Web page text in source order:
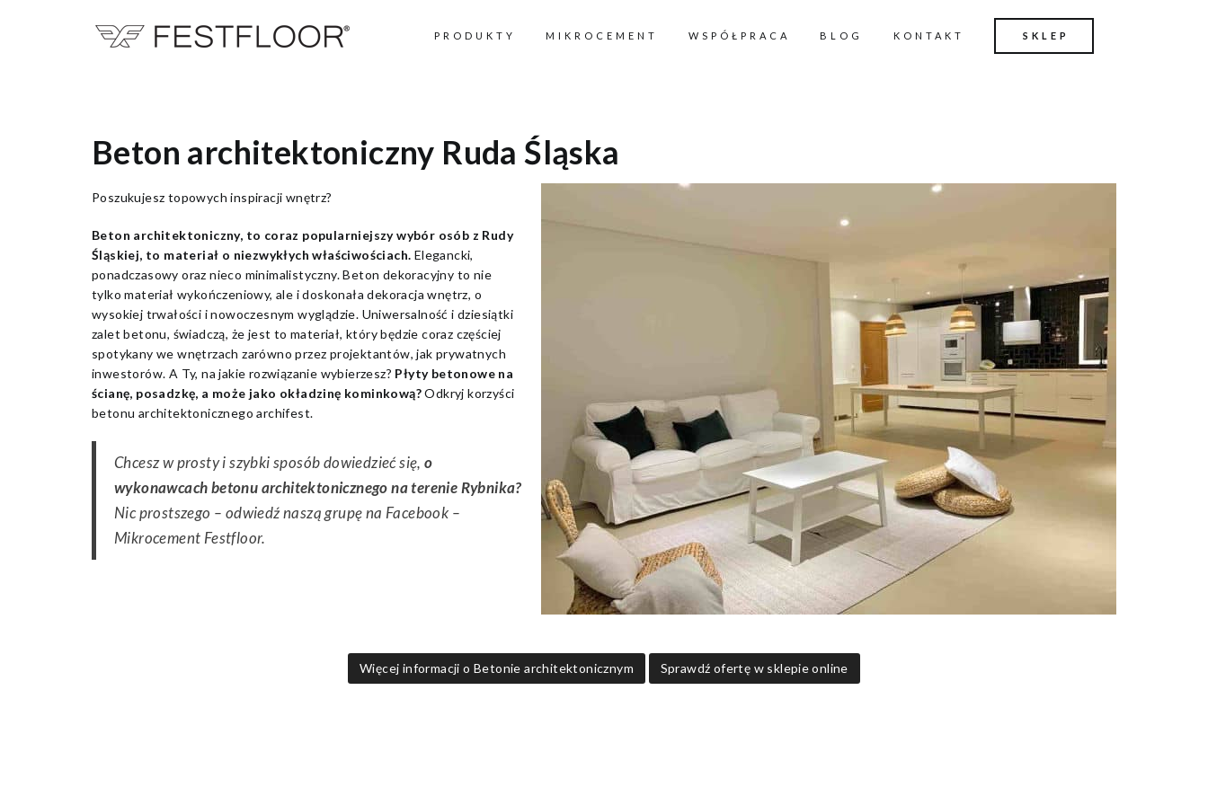
PRODUKTY MIKROCEMENT WSPÓŁPRACA BLOG KONTAKT SKLEP
Beton architektoniczny Ruda Śląska
Poszukujesz topowych inspiracji wnętrz?
Beton architektoniczny, to coraz popularniejszy wybór osób z Rudy
Śląskiej, to materiał o niezwykłych właściwościach. Elegancki,
ponadczasowy oraz nieco minimalistyczny. Beton dekoracyjny to nie
tylko materiał wykończeniowy, ale i doskonała dekoracja wnętrz, o
wysokiej trwałości i nowoczesnym wyglądzie. Uniwersalność i dziesiątki
zalet betonu, świadczą, że jest to materiał, który będzie coraz częściej
spotykany we wnętrzach zarówno przez projektantów, jak prywatnych
inwestorów. A Ty, na jakie rozwiązanie wybierzesz? Płyty betonowe na
ścianę, posadzkę, a może jako okładzinę kominkową?Odkryj korzyści
betonu architektonicznego archifest.
Chcesz w prosty i szybki sposób dowiedzieć się,o
wykonawcach betonu architektonicznego na terenie Rybnika?
Nic prostszego – odwiedź naszą grupę na Facebook –
Mikrocement Festfloor.
Więcej informacji o Betonie architektonicznym Sprawdź ofertę w sklepie online